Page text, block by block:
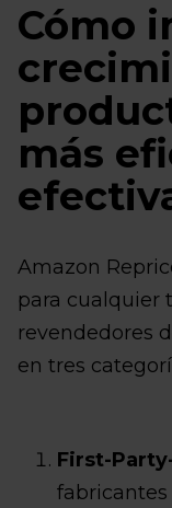
Cómo
más
Amazon
para cualquier
revendedores
en tres
First-